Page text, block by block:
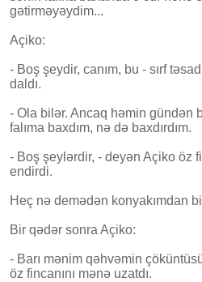
gətirməyəydim...
Açiko:
- Boş şeydir, canım, bu - sırf
daldı.
- Ola bilər. Ancaq həmin gündən
falıma baxdım, nə də baxdırdım.
- Boş şeylərdir, - deyən Açiko öz
endirdi.
Heç nə demədən konyakımdan
Bir qədər sonra Açiko:
- Barı mənim qəhvəmin
öz fincanını mənə uzatdı.